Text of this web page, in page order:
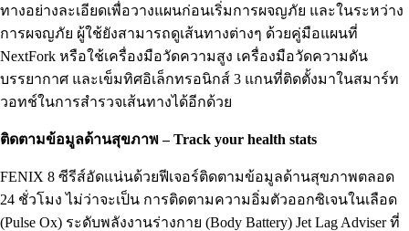
ทางอย่างละเอียดเพื่อวางแผนก่อนเริ่มการผจญภัย และในระหว่าง
การผจญภัย ผู้ใช้ยังสามารถดูเส้นทางต่างๆ ด้วยคู่มือแผนที่
NextFork หรือใช้เครื่องมือวัดความสูง เครื่องมือวัดความดัน
บรรยากาศ และเข็มทิศอิเล็กทรอนิกส์ 3 แกนที่ติดตั้งมาในสมาร์ท
วอทช์ในการสำรวจเส้นทางได้อีกด้วย
ติดตามข้อมูลด้านสุขภาพ – Track your health stats
FENIX 8 ซีรีส์อัดแน่นด้วยฟีเจอร์ติดตามข้อมูลด้านสุขภาพตลอด
24 ชั่วโมง ไม่ว่าจะเป็น การติดตามความอิ่มตัวออกซิเจนในเลือด
(Pulse Ox) ระดับพลังงานร่างกาย (Body Battery) Jet Lag Adviser ที่